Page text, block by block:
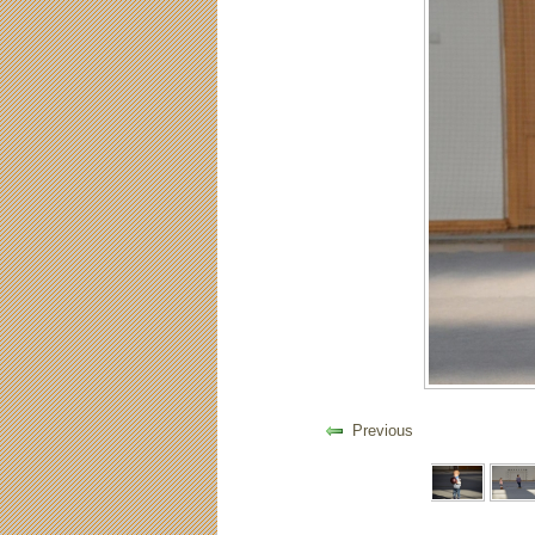
Previous